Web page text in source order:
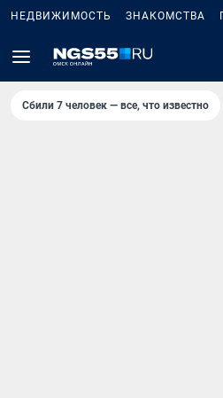
НЕДВИЖИМОСТЬ ЗНАКОМСТВА
Сбили 7 человек — все, что известно